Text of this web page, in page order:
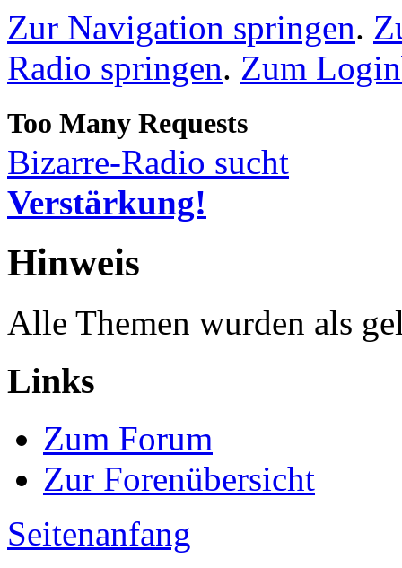
Zur Navigation springen.
Radio springen. Zum
Bizarre-Radio sucht
Verstärkung!
Hinweis
Alle Themen wurden als
Links
Zum Forum
Zur Forenübersicht
Seitenanfang